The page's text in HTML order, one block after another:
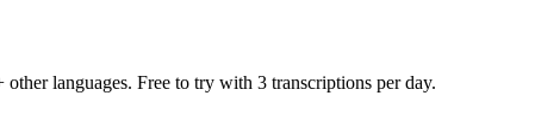
other languages. Free to try with 3 transcriptions per day.